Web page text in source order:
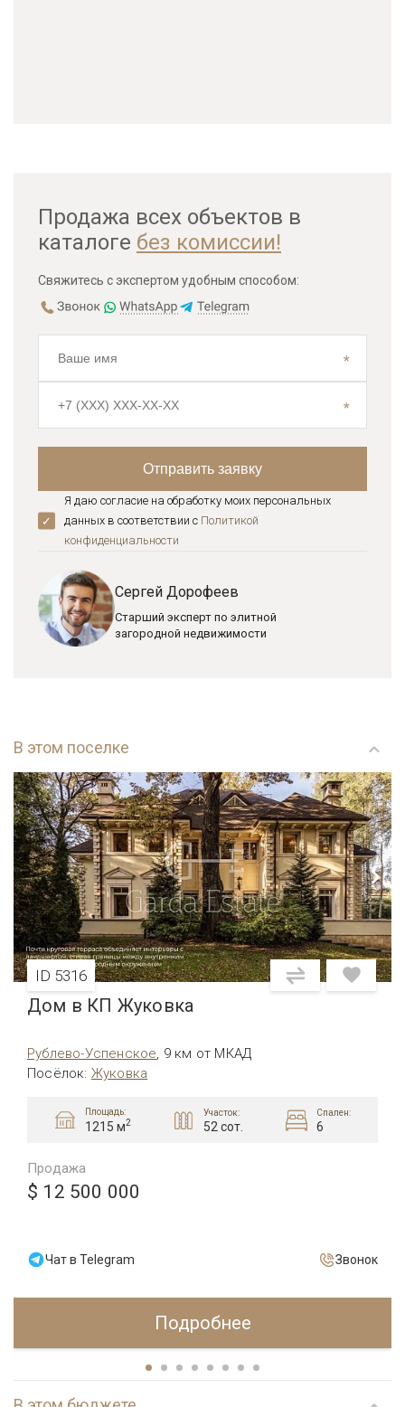
Продажа всех объектов в
каталоге без комиссии!
Свяжитесь с экспертом удобным способом:
Я даю согласие на обработку моих персональных
данных в соответствии с Политикой
конфиденциальноcти
Сергей Дорофеев
Старший эксперт по элитной
загородной недвижимости
В этом поселке
ID 5316
Дом в КП Жуковка
Рублево-Успенское, 9 км от МКАД
Посёлок: Жуковка
Площадь:
1215 м2
Участок:
52 сот.
Спален:
6
Продажа
$ 12 500 000
Чат в Telegram Звонок
Подробнее